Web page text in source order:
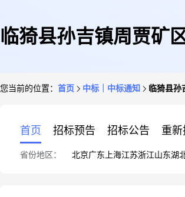
临猗县孙吉镇周贾矿
您当前的位置： 首页 中标｜中标通知 临猗县
首页 招标预告 招标公告 重
省份地区： 北京广东 上海江苏浙江山东湖